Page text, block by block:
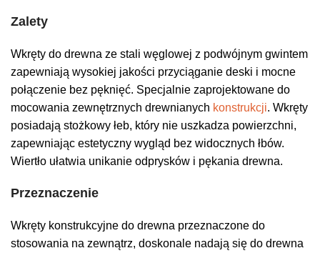
Zalety
Wkręty do drewna ze stali węglowej z podwójnym gwintem
zapewniają wysokiej jakości przyciąganie deski i mocne
połączenie bez pęknięć. Specjalnie zaprojektowane do
mocowania zewnętrznych drewnianych konstrukcji. Wkręty
posiadają stożkowy łeb, który nie uszkadza powierzchni,
zapewniając estetyczny wygląd bez widocznych łbów.
Wiertło ułatwia unikanie odprysków i pękania drewna.
Przeznaczenie
Wkręty konstrukcyjne do drewna przeznaczone do
stosowania na zewnątrz, doskonale nadają się do drewna